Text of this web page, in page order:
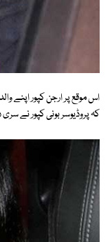
اس موقع پر ارجن کپور اپنے
کہ پروڈیوسر بونی کپور نے